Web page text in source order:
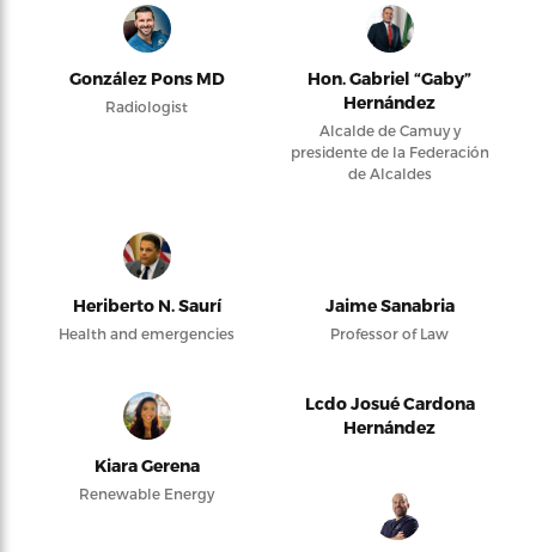
González Pons MD
Radiologist
Hon. Gabriel “Gaby”
Hernández
Alcalde de Camuy y
presidente de la Federación
de Alcaldes
Heriberto N. Saurí
Health and emergencies
Jaime Sanabria
Professor of Law
Kiara Gerena
Renewable Energy
Lcdo Josué Cardona
Hernández